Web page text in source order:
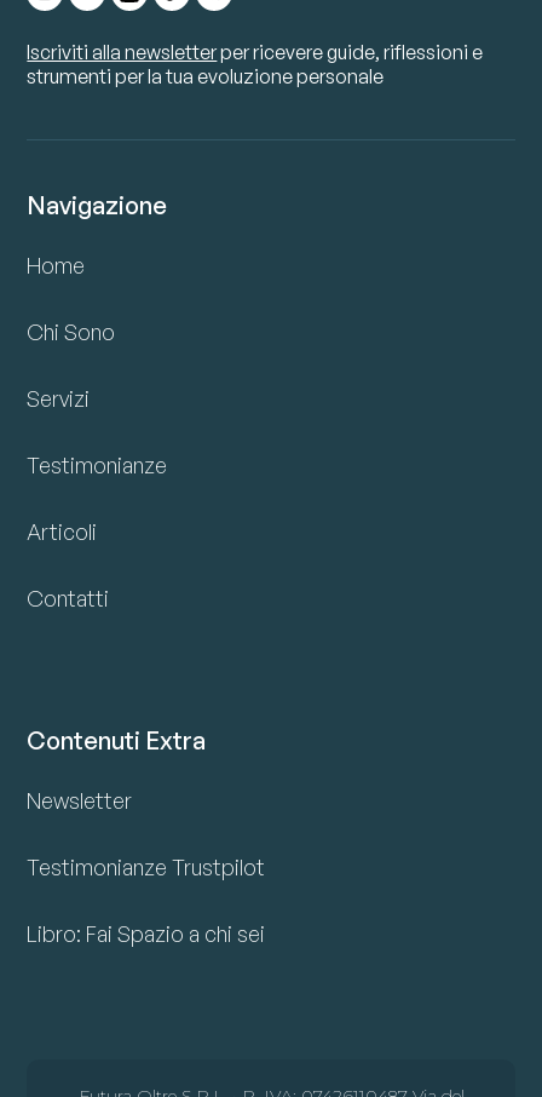
Iscriviti alla newsletterper ricevere guide, riflessioni e
strumenti per la tua evoluzione personale
Navigazione
Home
Chi Sono
Servizi
Testimonianze
Articoli
Contatti
Contenuti Extra
Newsletter
Testimonianze Trustpilot
Libro: Fai Spazio a chi sei